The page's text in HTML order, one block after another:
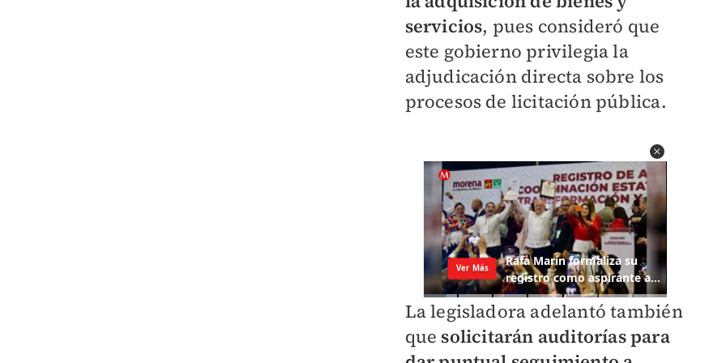
servicios, pues consideró que
este gobierno privilegia la
adjudicación directa sobre los
procesos de licitación pública.
La legisladora adelantó también
que solicitarán auditorías para